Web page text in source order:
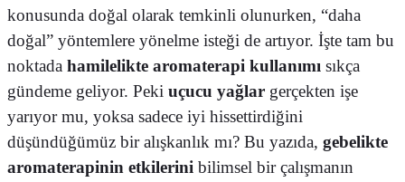
konusunda doğal olarak temkinli olunurken, “daha
doğal” yöntemlere yönelme isteği de artıyor. İşte tam bu
noktada hamilelikte aromaterapi kullanımı sıkça
gündeme geliyor. Peki uçucu yağlar gerçekten işe
yarıyor mu, yoksa sadece iyi hissettirdiğini
düşündüğümüz bir alışkanlık mı? Bu yazıda, gebelikte
aromaterapinin etkilerini bilimsel bir çalışmanın